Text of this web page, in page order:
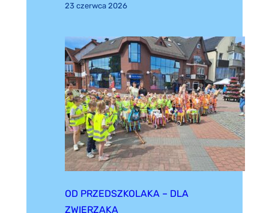
23 czerwca 2026
OD PRZEDSZKOLAKA – DLA
ZWIERZAKA